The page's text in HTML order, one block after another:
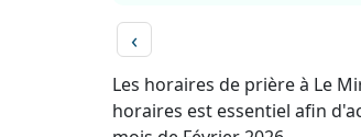
‹
Les horaires de prière à Le
horaires est essentiel afin